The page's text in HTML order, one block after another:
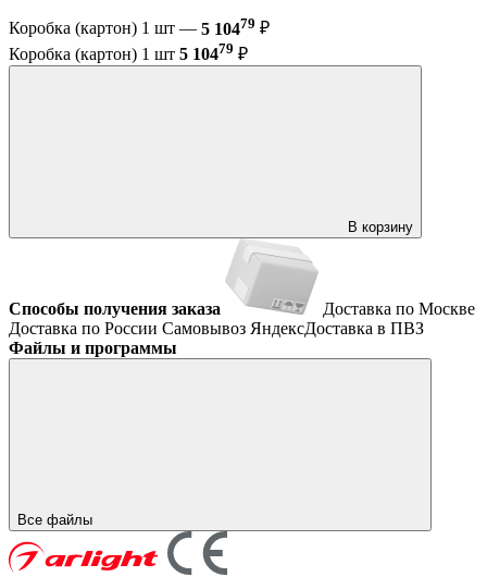
Коробка (картон) 1 шт — 5 10479 ₽
Коробка (картон) 1 шт 5 10479 ₽
В корзину
Способы получения заказа
Доставка по Москве
Доставка по России Самовывоз ЯндексДоставка в ПВЗ
Файлы и программы
Все файлы